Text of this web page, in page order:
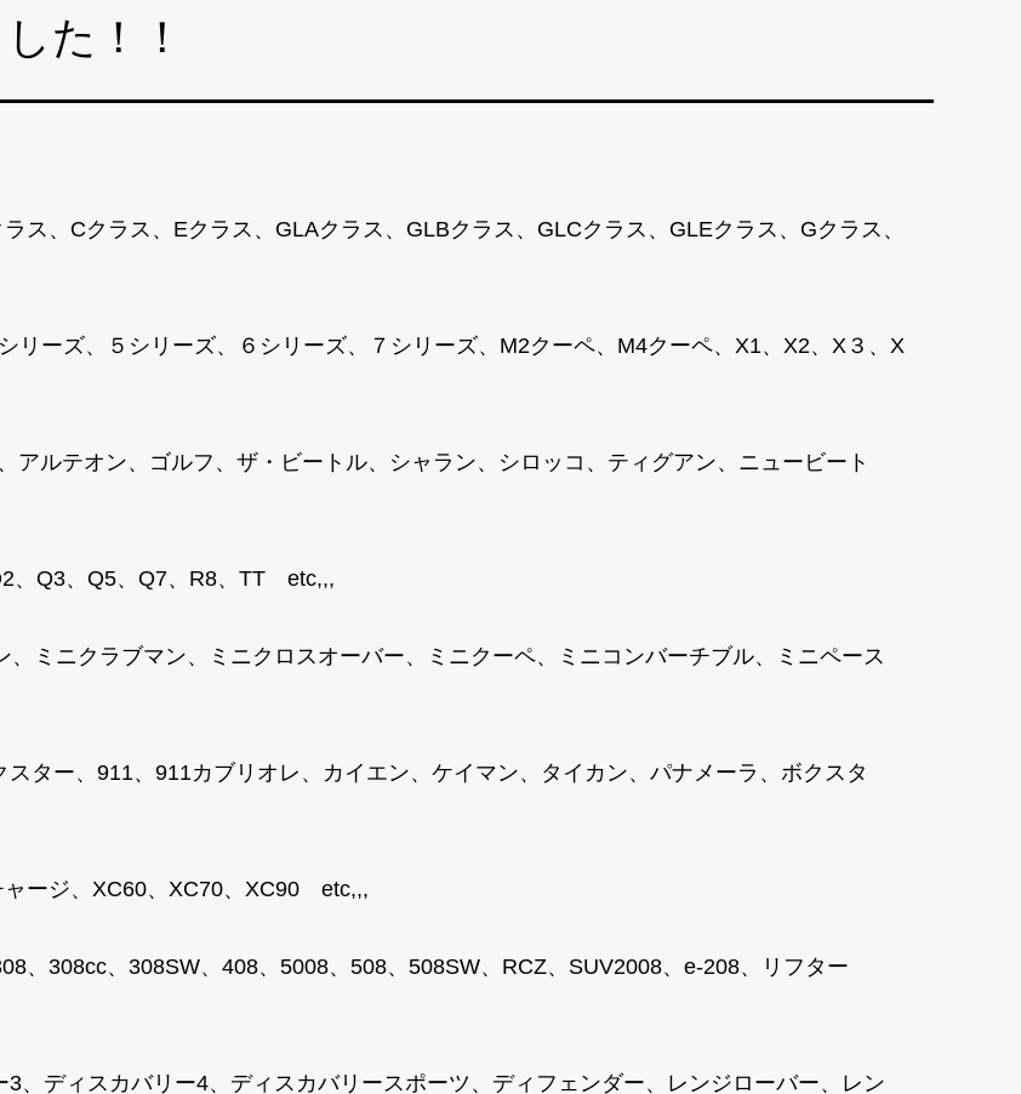
た！！
ス、Cクラス、Eクラス、GLAクラス、GLBクラス、GLCクラス、GLEクラス、Gクラス、
リーズ、５シリーズ、６シリーズ、７シリーズ、M2クーペ、M4クーペ、X1、X2、X３、X
アルテオン、ゴルフ、ザ・ビートル、シャラン、シロッコ、ティグアン、ニュービート
、Q3、Q5、Q7、R8、TT etc,,,
ミニクラブマン、ミニクロスオーバー、ミニクーペ、ミニコンバーチブル、ミニペース
ター、911、911カブリオレ、カイエン、ケイマン、タイカン、パナメーラ、ボクスタ
ャージ、XC60、XC70、XC90 etc,,,
、308cc、308SW、408、5008、508、508SW、RCZ、SUV2008、e-208、リフター
、ディスカバリー4、ディスカバリースポーツ、ディフェンダー、レンジローバー、レン